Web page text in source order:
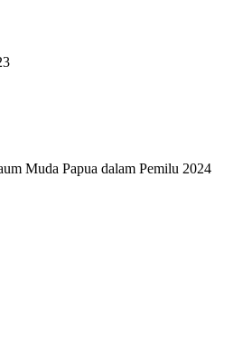
Muda Papua dalam Pemilu 2024